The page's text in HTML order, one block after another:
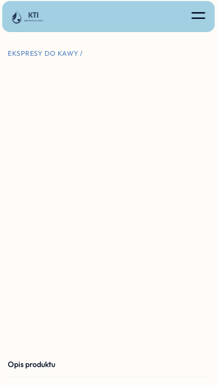
EKSPRESY DO KAWY /
Opis produktu